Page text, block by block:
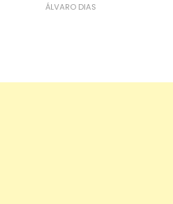
ÁLVARO DIAS